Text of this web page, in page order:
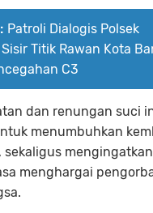
Patroli Dialogis Polsek
Titik Rawan Kota
C3
dan renungan suci
menumbuhkan
sekaligus
menghargai